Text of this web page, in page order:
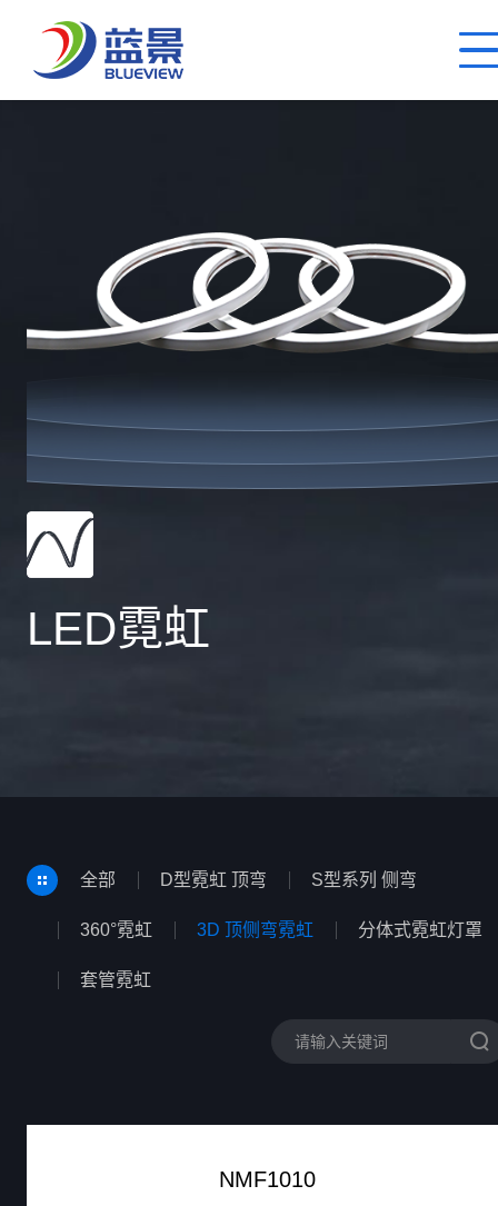
LED霓虹
全部 D型霓虹 顶弯 S型系列 侧弯
360°霓虹 3D 顶侧弯霓虹 分体式霓虹灯罩
套管霓虹
NMF1010